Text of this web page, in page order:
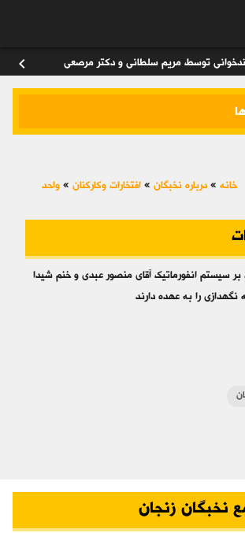
توسط مریم سلطانی و دکتر مرصعی chevron_left
خانه » درباره نخبگان » افتخارات وکارکنان » واحد
بر سیستم انفورماتیک آقای منصور عبدی و خنم شیدا
نگهدازی را به عهده دارند
نخبگان زنجان